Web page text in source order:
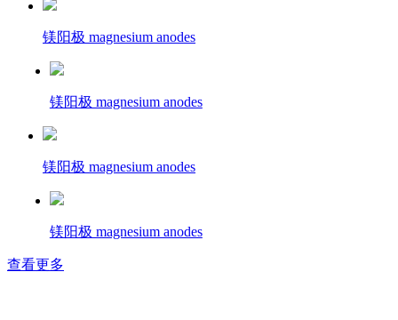
镁阳极 magnesium anodes
镁阳极 magnesium anodes
镁阳极 magnesium anodes
镁阳极 magnesium anodes
查看更多